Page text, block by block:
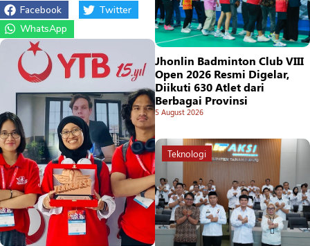
Facebook
Twitter
WhatsApp
Jhonlin Badminton Club VIII
Open 2026 Resmi Digelar,
Diikuti 630 Atlet dari
Berbagai Provinsi
5 August 2026
Teknologi